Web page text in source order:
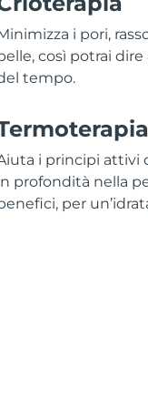
i pori,
così potrai
tempo.
i principi attivi
profondità nella
per